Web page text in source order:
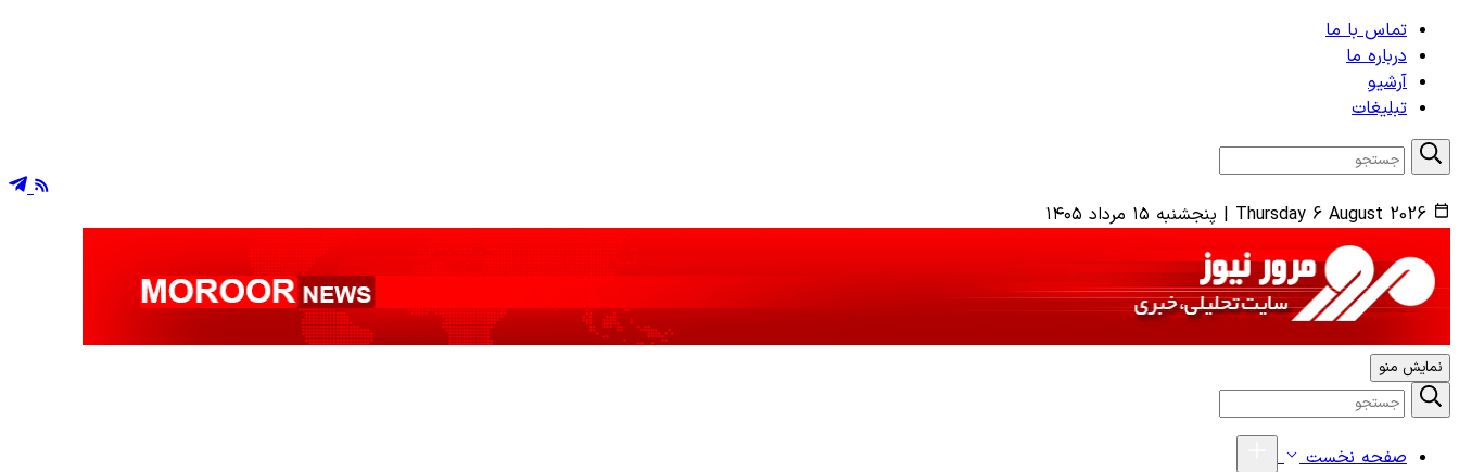
تماس با ما
درباره ما
آرشیو
تبلیغات
Thursday 6 August 2026
| پنجشنبه ۱۵ مرداد ۱۴۰۵
نمایش منو
صفحه نخست